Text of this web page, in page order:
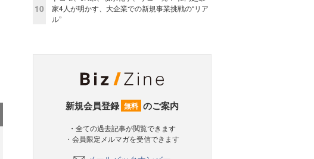
10
家4人が明かす、大企業での新規事業挑戦の“リア
ル”
新規会員登録 無料 のご案内
・全ての過去記事が閲覧できます
・会員限定メルマガを受信できます